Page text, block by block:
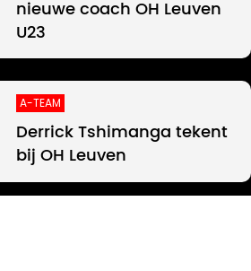
nieuwe coach OH Leuven
U23
A-TEAM
Derrick Tshimanga tekent
bij OH Leuven